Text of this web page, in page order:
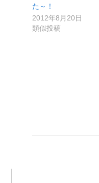
た～！
2012年8月20日
類似投稿